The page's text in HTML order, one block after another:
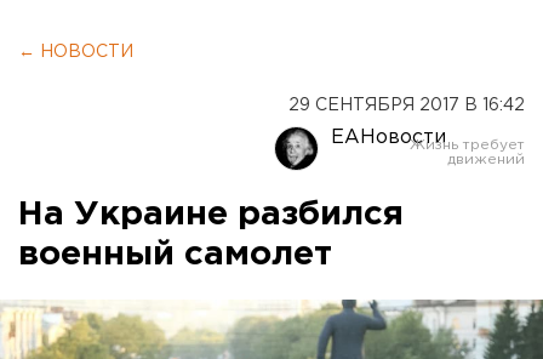
← НОВОСТИ
29 СЕНТЯБРЯ 2017 В 16:42
ЕАНовости
На Украине разбился
военный самолет